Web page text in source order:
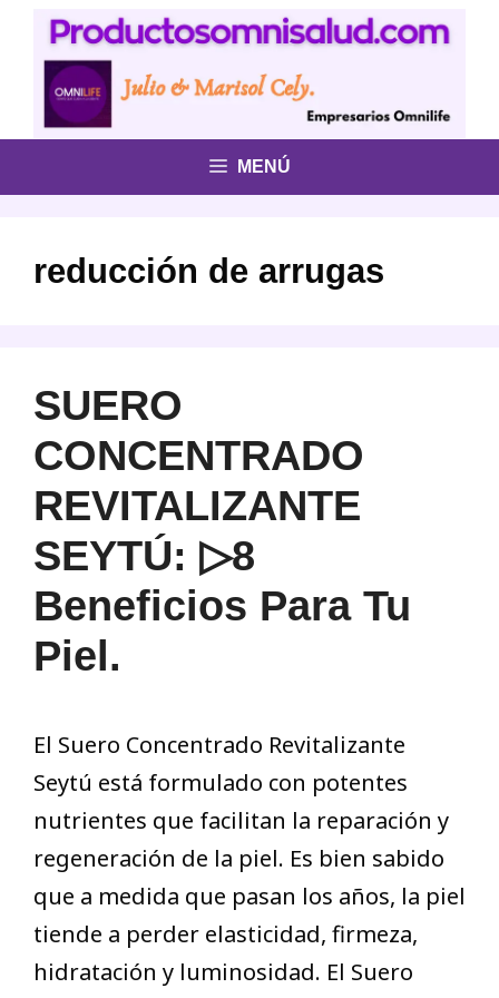
Saltar
contenido
MENÚ
reducción de arrugas
SUERO
CONCENTRADO
REVITALIZANTE
SEYTÚ: ▷8
Beneficios Para Tu
Piel.
El Suero Concentrado Revitalizante
Seytú está formulado con potentes
nutrientes que facilitan la reparación y
regeneración de la piel. Es bien sabido
que a medida que pasan los años, la piel
tiende a perder elasticidad, firmeza,
hidratación y luminosidad. El Suero